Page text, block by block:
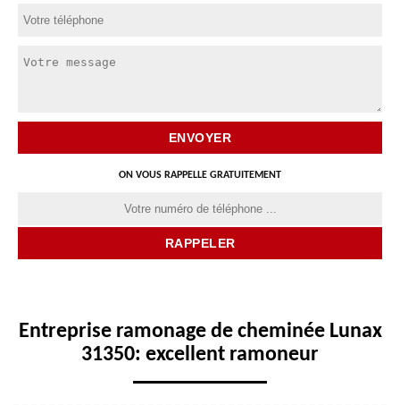
ON VOUS RAPPELLE GRATUITEMENT
Entreprise ramonage de cheminée Lunax
31350: excellent ramoneur